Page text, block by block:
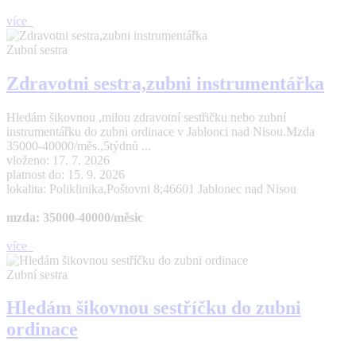
více
Zubní sestra
Zdravotni sestra,zubni instrumentářka
Hledám šikovnou ,milou zdravotní sestřičku nebo zubní
instrumentářku do zubni ordinace v Jablonci nad Nisou.Mzda
35000-40000/měs.,5týdnů ...
vloženo: 17. 7. 2026
platnost do: 15. 9. 2026
lokalita: Poliklinika,Poštovni 8;46601 Jablonec nad Nisou
mzda: 35000-40000/měsic
více
Zubní sestra
Hledám šikovnou sestříčku do zubni
ordinace